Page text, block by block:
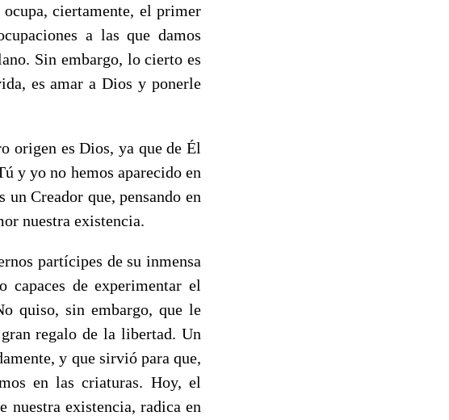
ciertamente, el primer
a las que damos
Sin embargo, lo cierto es
es amar a Dios y ponerle
origen es Dios, ya que de Él
y yo no hemos aparecido en
Creador que, pensando en
nuestra existencia.
partícipes de su inmensa
capaces de experimentar el
quiso, sin embargo, que le
regalo de la libertad. Un
y que sirvió para que,
en las criaturas. Hoy, el
nuestra existencia, radica en